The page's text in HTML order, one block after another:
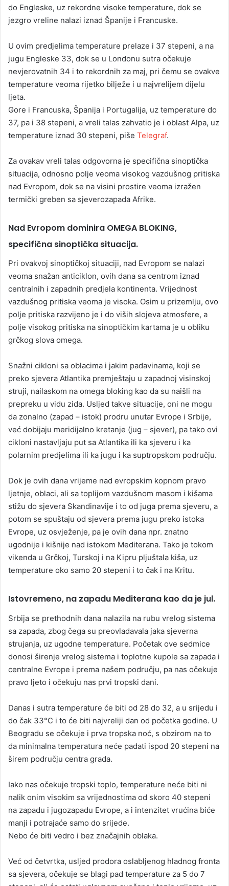
do Engleske, uz rekordne visoke temperature, dok se
jezgro vreline nalazi iznad Španije i Francuske.
U ovim predjelima temperature prelaze i 37 stepeni, a na
jugu Engleske 33, dok se u Londonu sutra očekuje
nevjerovatnih 34 i to rekordnih za maj, pri čemu se ovakve
temperature veoma rijetko bilježe i u najvrelijem dijelu
ljeta.
Gore i Francuska, Španija i Portugalija, uz temperature do
37, pa i 38 stepeni, a vreli talas zahvatio je i oblast Alpa, uz
temperature iznad 30 stepeni, piše Telegraf.
Za ovakav vreli talas odgovorna je specifična sinoptička
situacija, odnosno polje veoma visokog vazdušnog pritiska
nad Evropom, dok se na visini prostire veoma izražen
termički greben sa sjeverozapada Afrike.
Nad Evropom dominira OMEGA BLOKING,
specifična sinoptička situacija.
Pri ovakvoj sinoptičkoj situaciji, nad Evropom se nalazi
veoma snažan anticiklon, ovih dana sa centrom iznad
centralnih i zapadnih predjela kontinenta. Vrijednost
vazdušnog pritiska veoma je visoka. Osim u prizemlju, ovo
polje pritiska razvijeno je i do viših slojeva atmosfere, a
polje visokog pritiska na sinoptičkim kartama je u obliku
grčkog slova omega.
Snažni cikloni sa oblacima i jakim padavinama, koji se
preko sjevera Atlantika premještaju u zapadnoj visinskoj
struji, nailaskom na omega bloking kao da su naišli na
prepreku u vidu zida. Usljed takve situacije, oni ne mogu
da zonalno (zapad – istok) prodru unutar Evrope i Srbije,
već dobijaju meridijalno kretanje (jug – sjever), pa tako ovi
cikloni nastavljaju put sa Atlantika ili ka sjeveru i ka
polarnim predjelima ili ka jugu i ka suptropskom području.
Dok je ovih dana vrijeme nad evropskim kopnom pravo
ljetnje, oblaci, ali sa toplijom vazdušnom masom i kišama
stižu do sjevera Skandinavije i to od juga prema sjeveru, a
potom se spuštaju od sjevera prema jugu preko istoka
Evrope, uz osvježenje, pa je ovih dana npr. znatno
ugodnije i kišnije nad istokom Mediterana. Tako je tokom
vikenda u Grčkoj, Turskoj i na Kipru pljuštala kiša, uz
temperature oko samo 20 stepeni i to čak i na Kritu.
Istovremeno, na zapadu Mediterana kao da je jul.
Srbija se prethodnih dana nalazila na rubu vrelog sistema
sa zapada, zbog čega su preovladavala jaka sjeverna
strujanja, uz ugodne temperature. Početak ove sedmice
donosi širenje vrelog sistema i toplotne kupole sa zapada i
centralne Evrope i prema našem području, pa nas očekuje
pravo ljeto i očekuju nas prvi tropski dani.
Danas i sutra temperature će biti od 28 do 32, a u srijedu i
do čak 33°C i to će biti najvreliji dan od početka godine. U
Beogradu se očekuje i prva tropska noć, s obzirom na to
da minimalna temperatura neće padati ispod 20 stepeni na
širem području centra grada.
Iako nas očekuje tropski toplo, temperature neće biti ni
nalik onim visokim sa vrijednostima od skoro 40 stepeni
na zapadu i jugozapadu Evrope, a i intenzitet vrućina biće
manji i potrajaće samo do srijede.
Nebo će biti vedro i bez značajnih oblaka.
Već od četvrtka, usljed prodora oslabljenog hladnog fronta
sa sjevera, očekuje se blagi pad temperature za 5 do 7